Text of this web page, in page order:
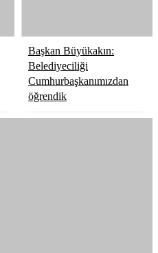
Başkan Büyükakın:
Belediyeciliği
Cumhurbaşkanımızdan
öğrendik